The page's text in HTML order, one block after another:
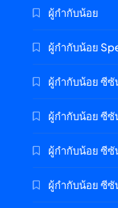
ผู้กำกับน้อย
ผู้กำกับน้อย
ผู้กำกับน้อย ซีซั
ผู้กำกับน้อย ซีซั
ผู้กำกับน้อย ซีซั
ผู้กำกับน้อย ซีซั